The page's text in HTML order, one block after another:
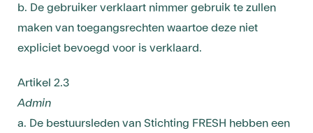
b. De gebruiker verklaart nimmer gebruik te zullen
maken van toegangsrechten waartoe deze niet
expliciet bevoegd voor is verklaard.
Artikel 2.3
Admin
a. De bestuursleden van Stichting FRESH hebben een